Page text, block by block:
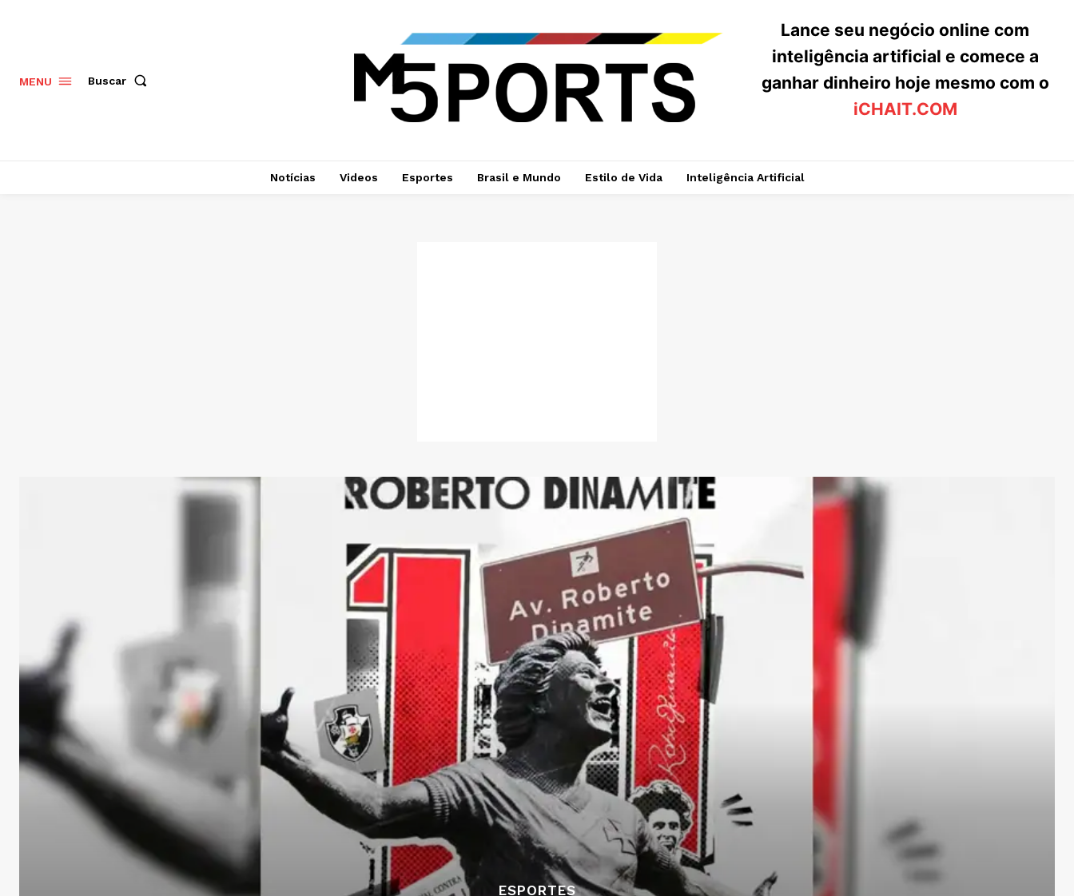
MENU Buscar
Lance seu negócio online com
inteligência artificial e comece a
ganhar dinheiro hoje mesmo com o
iCHAIT.COM
Notícias Videos Esportes Brasil e Mundo Estilo de Vida Inteligência Artificial
ESPORTES